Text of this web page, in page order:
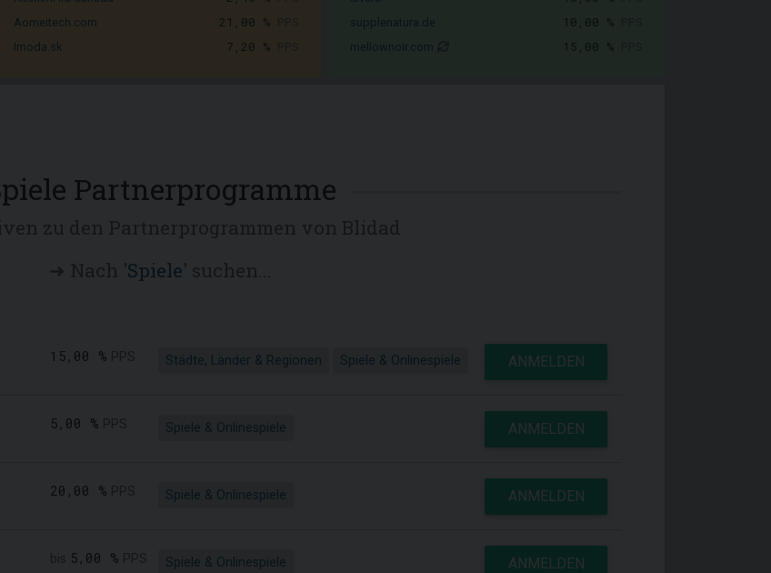
Aomeitech.com 21,00 %
Imoda.sk 7,20 %
10,00 %
15,00 %
Partnerprogramme
Spiele
15,00 % Städte, Länder & Regionen Spiele & Onlinespiele ANMELDEN
5,00 % Spiele & Onlinespiele ANMELDEN
20,00 % Spiele & Onlinespiele ANMELDEN
5,00 % Spiele & Onlinespiele ANMELDEN